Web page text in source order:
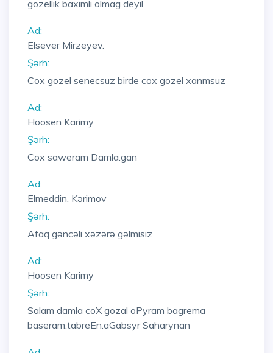
gozellik baximli olmag deyil
Ad:
Elsever Mirzeyev.
Şərh:
Cox gozel senecsuz birde cox gozel xanmsuz
Ad:
Hoosen Karimy
Şərh:
Cox saweram Damla.gan
Ad:
Elmeddin. Kərimov
Şərh:
Afaq gəncəli xəzərə gəlmisiz
Ad:
Hoosen Karimy
Şərh:
Salam damla coX gozal oPyram bagrema
baseram.tabreEn.aGabsyr Saharynan